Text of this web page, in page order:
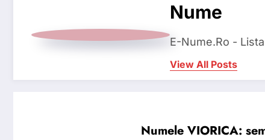
Nume
E-Nume.Ro -
View All Posts
Numele VIORICA: